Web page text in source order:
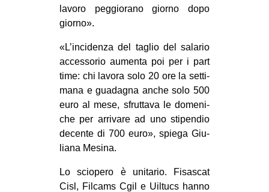
lavoro peg­gio­rano giorno dopo
giorno».
«L’incidenza del taglio del sala­rio
acces­so­rio aumenta poi per i part
time: chi lavora solo 20 ore la set­ti­
mana e gua­da­gna anche solo 500
euro al mese, sfrut­tava le dome­ni­
che per arri­vare ad uno sti­pen­dio
decente di 700 euro», spiega Giu­
liana Mesina.
Lo scio­pero è uni­ta­rio. Fisa­scat
Cisl, Fil­cams Cgil e Uil­tucs hanno